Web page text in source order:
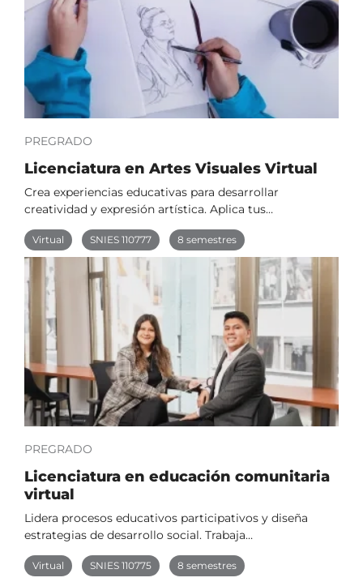
PREGRADO
Licenciatura en Artes Visuales Virtual
Crea experiencias educativas para desarrollar
creatividad y expresión artística. Aplica tus…
Virtual SNIES 110777 8 semestres
PREGRADO
Licenciatura en educación comunitaria
virtual
Lidera procesos educativos participativos y diseña
estrategias de desarrollo social. Trabaja…
Virtual SNIES 110775 8 semestres